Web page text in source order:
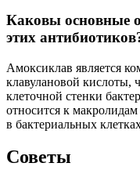
Каковы основные
этих
Амоксиклав является
клавулановой кислоты,
клеточной стенки
относится к
в бактериальных
Советы